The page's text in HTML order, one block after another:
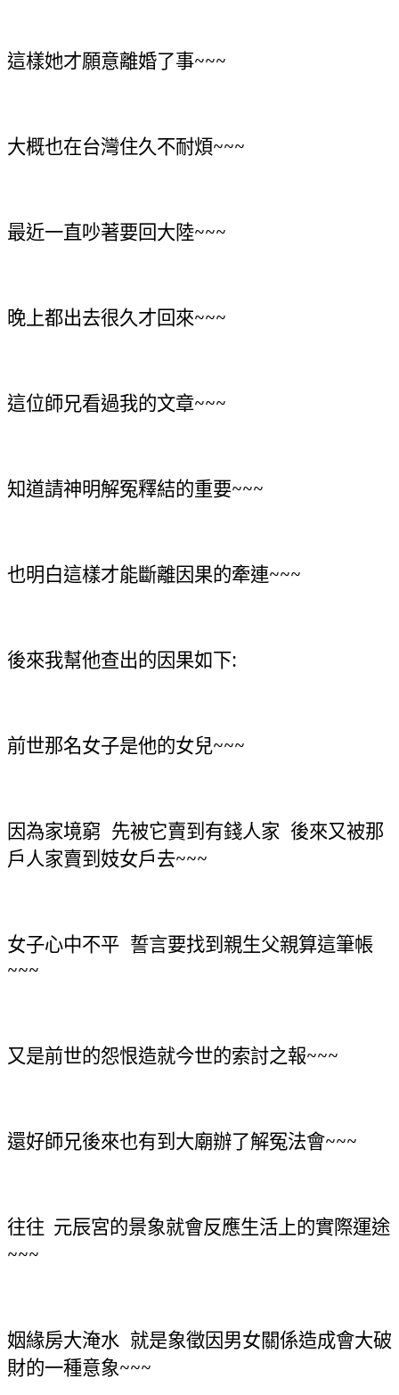
這樣她才願意離婚了事~~~
大概也在台灣住久不耐煩~~~
最近一直吵著要回大陸~~~
晚上都出去很久才回來~~~
這位師兄看過我的文章~~~
知道請神明解冤釋結的重要~~~
也明白這樣才能斷離因果的牽連~~~
後來我幫他查出的因果如下:
前世那名女子是他的女兒~~~
因為家境窮 先被它賣到有錢人家 後來又被那
戶人家賣到妓女戶去~~~
女子心中不平 誓言要找到親生父親算這筆帳
~~~
又是前世的怨恨造就今世的索討之報~~~
還好師兄後來也有到大廟辦了解冤法會~~~
往往 元辰宮的景象就會反應生活上的實際運途
~~~
姻緣房大淹水 就是象徵因男女關係造成會大破
財的一種意象~~~